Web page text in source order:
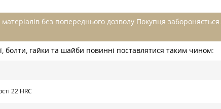
без попереднього дозволу Покупця
гайки та шайби повинні поставлятися таким чином:
22 HRC